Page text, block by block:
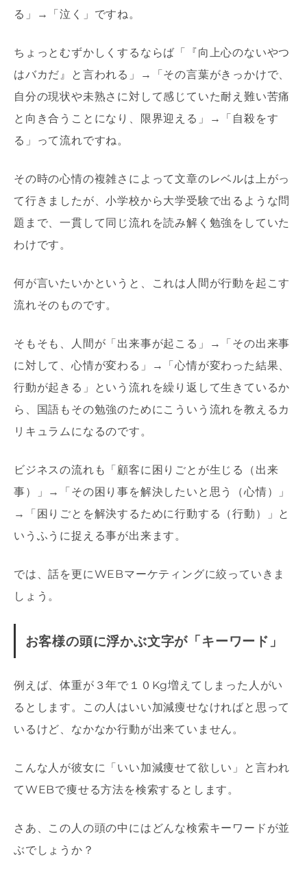
る」→「泣く」ですね。
ちょっとむずかしくするならば「『向上心のないやつ
はバカだ』と言われる」→「その言葉がきっかけで、
自分の現状や未熟さに対して感じていた耐え難い苦痛
と向き合うことになり、限界迎える」→「自殺をす
る」って流れですね。
その時の心情の複雑さによって文章のレベルは上がっ
て行きましたが、小学校から大学受験で出るような問
題まで、一貫して同じ流れを読み解く勉強をしていた
わけです。
何が言いたいかというと、これは人間が行動を起こす
流れそのものです。
そもそも、人間が「出来事が起こる」→「その出来事
に対して、心情が変わる」→「心情が変わった結果、
行動が起きる」という流れを繰り返して生きているか
ら、国語もその勉強のためにこういう流れを教えるカ
リキュラムになるのです。
ビジネスの流れも「顧客に困りごとが生じる（出来
事）」→「その困り事を解決したいと思う（心情）」
→「困りごとを解決するために行動する（行動）」と
いうふうに捉える事が出来ます。
では、話を更にWEBマーケティングに絞っていきま
しょう。
お客様の頭に浮かぶ文字が「キーワード」
例えば、体重が３年で１０Kg増えてしまった人がい
るとします。この人はいい加減痩せなければと思って
いるけど、なかなか行動が出来ていません。
こんな人が彼女に「いい加減痩せて欲しい」と言われ
てWEBで痩せる方法を検索するとします。
さあ、この人の頭の中にはどんな検索キーワードが並
ぶでしょうか？